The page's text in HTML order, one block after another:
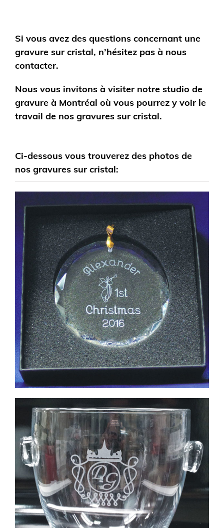
Si vous avez des questions concernant une
gravure sur cristal, n’hésitez pas à nous
contacter.
Nous vous invitons à visiter notre studio de
gravure à Montréal où vous pourrez y voir le
travail de nos gravures sur cristal.
Ci-dessous vous trouverez des photos de
nos gravures sur cristal: